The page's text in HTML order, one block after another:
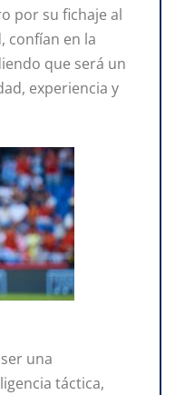
por su fichaje al
confían en la
que será un
experiencia y
una
táctica,